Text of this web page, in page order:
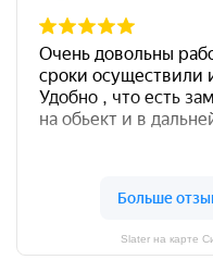
Slater на карте